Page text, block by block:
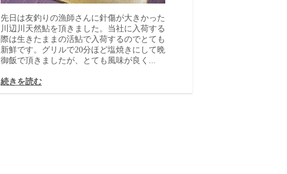
先日は友釣りの漁師さんに針傷が大きかった
川辺川天然鮎を頂きました。当社に入荷する
際は生きたままの活鮎で入荷するのでとても
新鮮です。グリルで20分ほど塩焼きにして晩
御飯で頂きましたが、とても風味が良く...
続きを読む